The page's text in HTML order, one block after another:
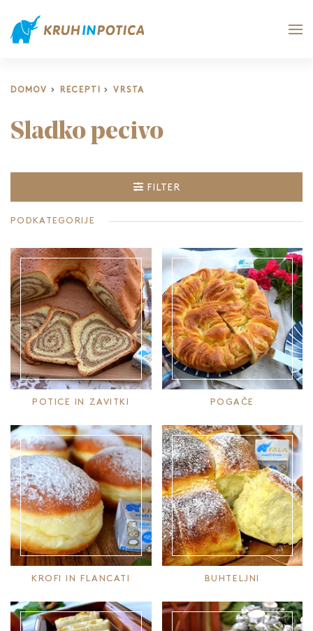
DOMOV RECEPTI VRSTA
Sladko pecivo
FILTER
PODKATEGORIJE
POTICE IN ZAVITKI POGAČE
KROFI IN FLANCATI BUHTELJNI